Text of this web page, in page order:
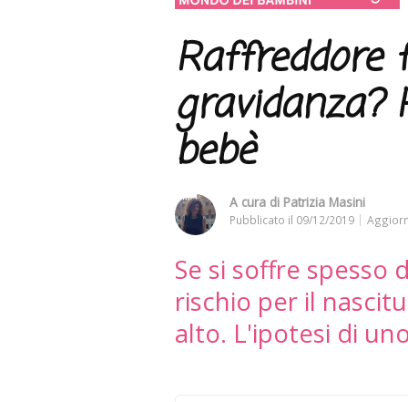
Raffreddore
gravidanza?
bebè
A cura di Patrizia Masini
Pubblicato il 09/12/2019
Se si soffre spesso
rischio per il
alto. L'ipotesi di